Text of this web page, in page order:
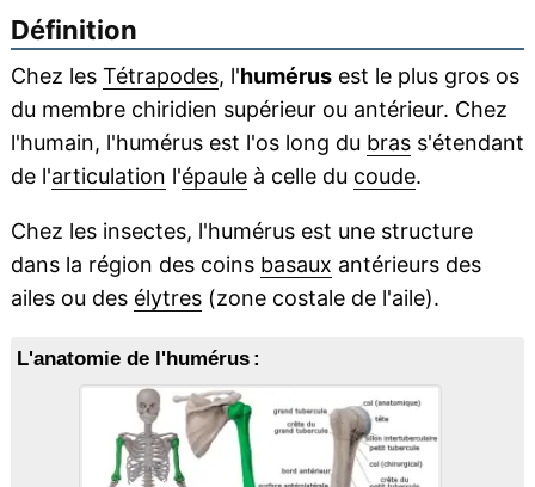
Définition
Chez les Tétrapodes, l'humérusest le plus gros os
du membre chiridien supérieur ou antérieur. Chez
l'humain, l'humérus est l'os long du brass'étendant
de l'articulation l'épauleà celle du coude.
Chez les insectes, l'humérus est une structure
dans la région des coins basaux antérieurs des
ailes ou des élytres(zone costale de l'aile).
L'anatomie de l'humérus :